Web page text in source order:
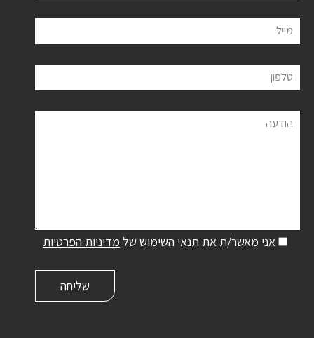
מייל
טלפון
הודעה
אני מאשר/ת את תנאי השימוש של מדיניות הפרטיות